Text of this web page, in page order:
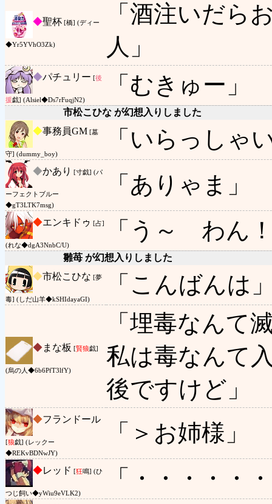
◆聖杯 [橋] (ディー
◆Yr5YVhO3Zk)
「酒注いだ
人」
◆パチュリー [後
援戯] (Alsiel◆Ds7rFuqjN2)
「むきゅー」
市松こひな が幻想入りしました
◆事務員GM [墓
守] (dummy_boy)
「いらっしゃ
◆かあり [寸戯] (パ
ーフェクトブルー
◆gT3LTK7msg)
「ありゃま」
◆エンキドゥ [占]
(れな◆dgA3NnbC/U)
「う～ わん
雛苺 が幻想入りしました
◆市松こひな [夢
毒] (しだ山羊◆kSHIdayaGI)
「こんばんは
◆まな板 [賢狼戯]
(烏の人◆6b6PfT3lfY)
「埋毒なんて
私は毒なんて
後ですけど」
◆フランドール
[狼戯] (レックー
◆REKvBDNwJY)
「＞お姉様」
◆レッド [狂鳴] (ひ
つじ飼い◆yWiu9eVLK2)
「・・・・・